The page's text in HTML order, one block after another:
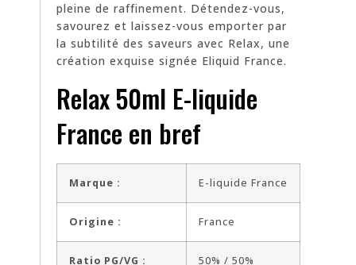
pleine de raffinement. Détendez-vous,
savourez et laissez-vous emporter par
la subtilité des saveurs avec Relax, une
création exquise signée Eliquid France.
Relax 50ml E-liquide
France en bref
Marque : E-liquide France
Origine : France
Ratio PG/VG : 50% / 50%